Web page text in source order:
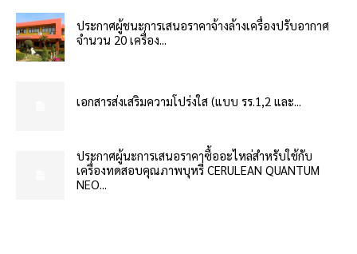
ประกาศผู้ชนะการเสนอราคาจ้างล้างเครื่องปรับอากาศ
จำนวน 20 เครื่อง...
เอกสารส่งเสริมความโปร่งใส (แบบ รร.1,2 และ...
ประกาศผู้นะการเสนอราคาซื้ออะไหล่สำหรับใช้กับ
เครื่องทดสอบคุณภาพบุหรี่ CERULEAN QUANTUM
NEO...